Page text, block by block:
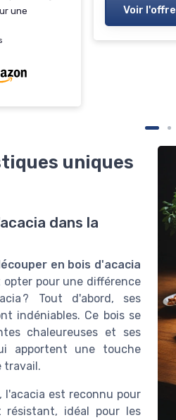
une
Voir l'offre
uniques
dans la
en bois d'acacia
pour une différence
? Tout d'abord, ses
indéniables. Ce bois se
chaleureuses et ses
apportent une touche
travail.
l'acacia est reconnu pour
idéal pour les